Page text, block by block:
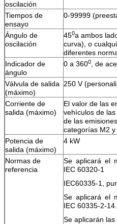
oscilación
Tiempos de
ensayo
0-99999
Ángulo de
oscilación
450a ambos
curva), o
diferentes
Indicador de
ángulo
0 a 3600 , de
Válvula de salida
(máximo)
250 V
Corriente de
salida (máximo)
El valor de las
vehículos de
de las
categorías M2 y
Potencia de
salida (máximo)
4 kW
Normas de
referencia
Se aplicará el
IEC 60320-1
IEC60335-1,
Se aplicará el
IEC 60335-2-
Se aplicarán